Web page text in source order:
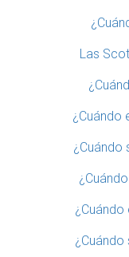
Las
¿Cuándo
¿Cuándo
¿Cuándo
¿Cuándo